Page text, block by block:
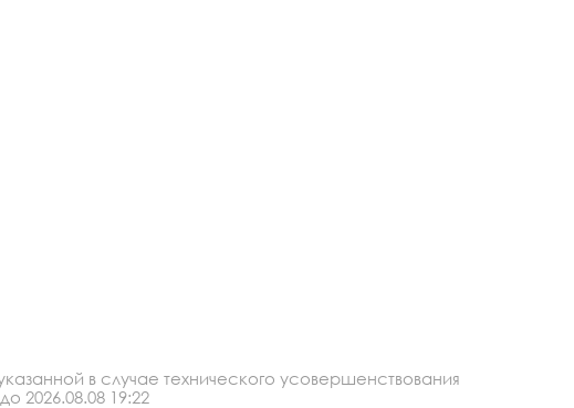
в случае технического усовершенствования
2026.08.08 19:22